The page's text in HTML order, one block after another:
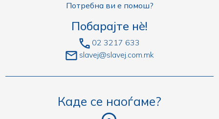
Потребна ви е помош?
Побарајте нè!
02 3217 633
slavej@slavej.com.mk
Каде се наоѓаме?